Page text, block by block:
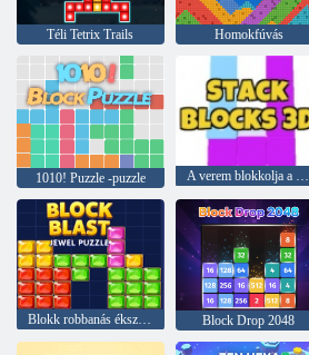
Téli Tetrix Trails Homokfúvás
1010! Puzzle -puzzle A verem blokkolja a 3D -t
Blokk robbanás ékszer puzzle Block Drop 2048